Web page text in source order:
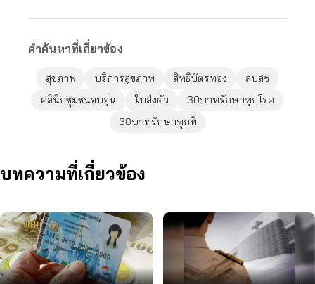
คำค้นหาที่เกี่ยวข้อง
สุขภาพ บริการสุขภาพ สิทธิบัตรทอง
สปสช
คลินิกชุมชนอบอุ่น
ใบส่งตัว
30บาทรักษาทุกโรค
30บาทรักษาทุกที่
บทความที่เกี่ยวข้อง